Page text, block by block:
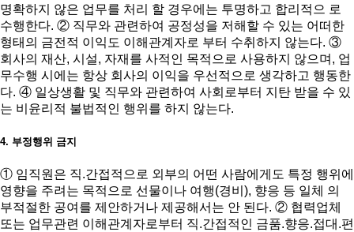
명확하지 않은 업무를 처리 할 경우에는 투명하고 합리적으 로
수행한다. ② 직무와 관련하여 공정성을 저해할 수 있는 어떠한
형태의 금전적 이익도 이해관계자로 부터 수취하지 않는다. ③
회사의 재산, 시설, 자재를 사적인 목적으로 사용하지 않으며, 업
무수행 시에는 항상 회사의 이익을 우선적으로 생각하고 행동한
다. ④ 일상생활 및 직무와 관련하여 사회로부터 지탄 받을 수 있
는 비윤리적 불법적인 행위를 하지 않는다.
4. 부정행위 금지
① 임직원은 직.간접적으로 외부의 어떤 사람에게도 특정 행위에
영향을 주려는 목적으로 선물이나 여행(경비), 향응 등 일체 의
부적절한 공여를 제안하거나 제공해서는 안 된다. ② 협력업체
또는 업무관련 이해관계자로부터 직.간접적인 금품.향응.접대.편